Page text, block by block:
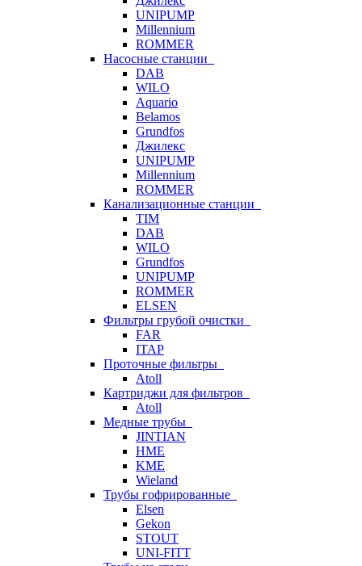
UNIPUMP
Millennium
ROMMER
Насосные станции
DAB
WILO
Aquario
Belamos
Grundfos
Джилекс
UNIPUMP
Millennium
ROMMER
Канализационные станции
TIM
DAB
WILO
Grundfos
UNIPUMP
ROMMER
ELSEN
Фильтры грубой очистки
FAR
ITAP
Проточные фильтры
Atoll
Картриджи для фильтров
Atoll
Медные трубы
JINTIAN
HME
KME
Wieland
Трубы гофрированные
Elsen
Gekon
STOUT
UNI-FITT